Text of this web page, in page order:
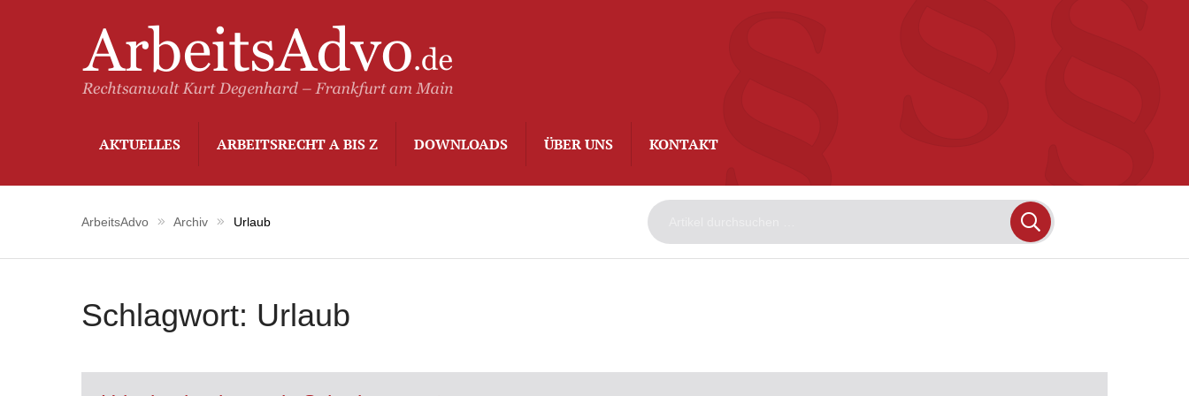
Frankfurt
Main
AKTUELLES ARBEITSRECHT A BIS Z DOWNLOADS ÜBER UNS KONTAKT
ArbeitsAdvo Archiv Urlaub
Schlagwort: Urlaub